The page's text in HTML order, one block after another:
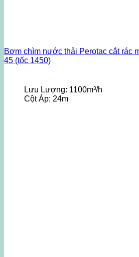
Bơm chìm nước thải Perotac cắt rác
45 (tốc 1450)
Lưu Lượng: 1100m³/h
Cột Áp: 24m